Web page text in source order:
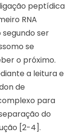
peptídica
RNA
ser
se
o próximo.
a leitura e
de
para
do
[2-4].